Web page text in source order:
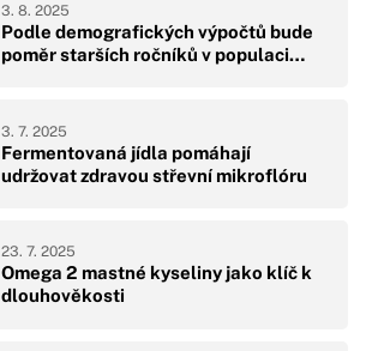
Podle demografických výpočtů bude
poměr starších ročníků v populaci…
3. 8. 2025
Fermentovaná jídla pomáhají
udržovat zdravou střevní mikroflóru
3. 7. 2025
Omega 2 mastné kyseliny jako klíč k
dlouhověkosti
23. 7. 2025